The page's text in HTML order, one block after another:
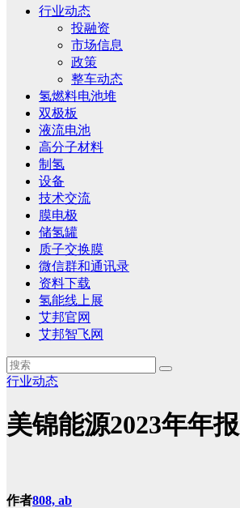
行业动态
投融资
市场信息
政策
整车动态
氢燃料电池堆
双极板
液流电池
高分子材料
制氢
设备
技术交流
膜电极
储氢罐
质子交换膜
微信群和通讯录
资料下载
氢能线上展
艾邦官网
艾邦智飞网
行业动态
美锦能源2023年年报
作者808, ab